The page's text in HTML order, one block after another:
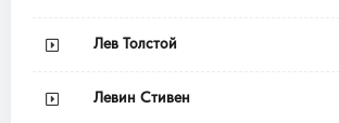
Лев Толстой
Левин Стивен